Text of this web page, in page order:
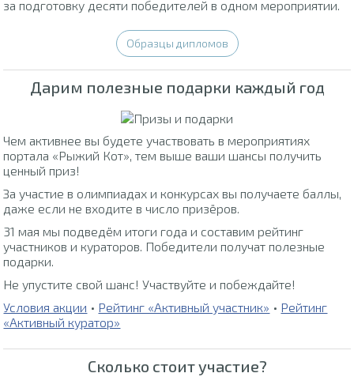
за подготовку десяти победителей в одном мероприятии.
Образцы дипломов
Дарим полезные подарки каждый год
Чем активнее вы будете участвовать в мероприятиях
портала «Рыжий Кот», тем выше ваши шансы получить
ценный приз!
За участие в олимпиадах и конкурсах вы получаете баллы,
даже если не входите в число призёров.
31 мая мы подведём итоги года и составим рейтинг
участников и кураторов. Победители получат полезные
подарки.
Не упустите свой шанс! Участвуйте и побеждайте!
Условия акции • Рейтинг «Активный участник» • Рейтинг
«Активный куратор»
Сколько стоит участие?